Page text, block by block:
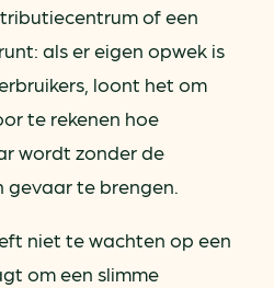
of een
als er eigen opwek is
loont het om
te rekenen hoe
wordt zonder de
te brengen.
niet te wachten op een
om een slimme